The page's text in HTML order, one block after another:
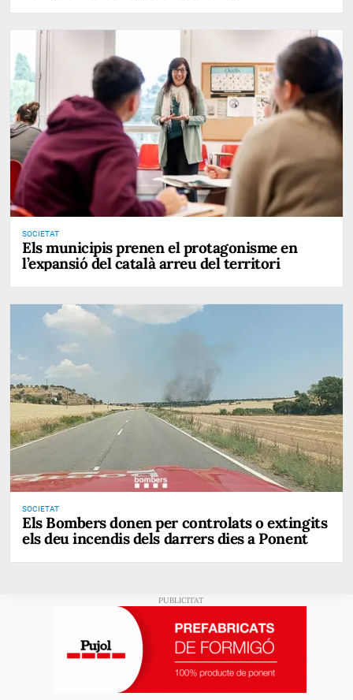
SOCIETAT
Els municipis prenen el protagonisme en
l’expansió del català arreu del territori
SOCIETAT
Els Bombers donen per controlats o extingits
els deu incendis dels darrers dies a Ponent